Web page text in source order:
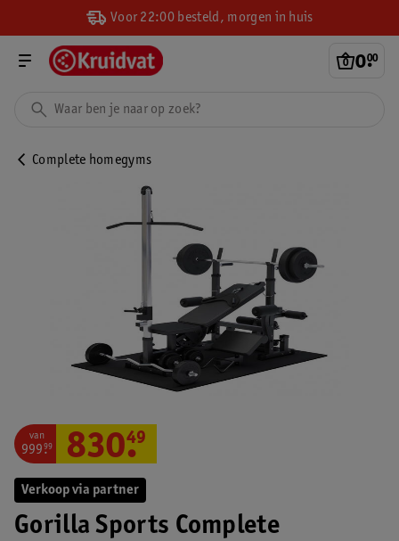
Voor 22:00 besteld, morgen in huis
0.
00
Complete homegyms
Verkoop via partner
Gorilla Sports Complete
van
999.
99 830.
49